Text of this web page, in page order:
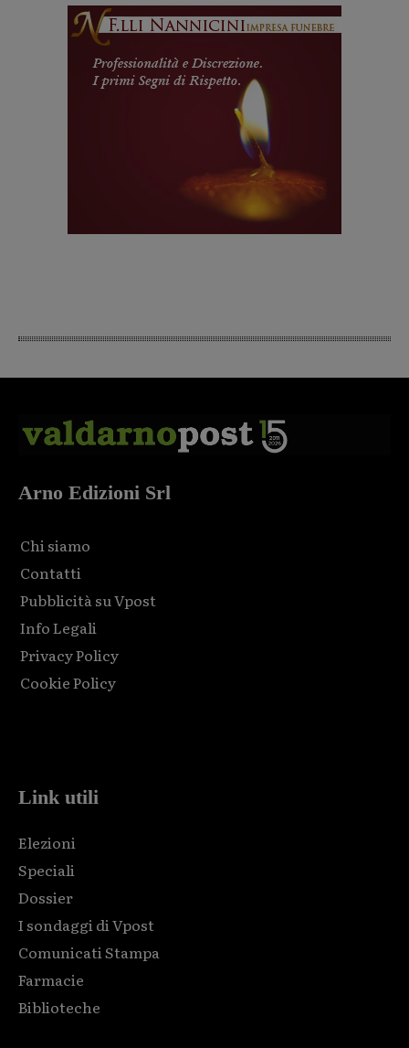
Arno Edizioni Srl
Chi siamo
Contatti
Pubblicità su Vpost
Info Legali
Privacy Policy
Cookie Policy
Link utili
Elezioni
Speciali
Dossier
I sondaggi di Vpost
Comunicati Stampa
Farmacie
Biblioteche